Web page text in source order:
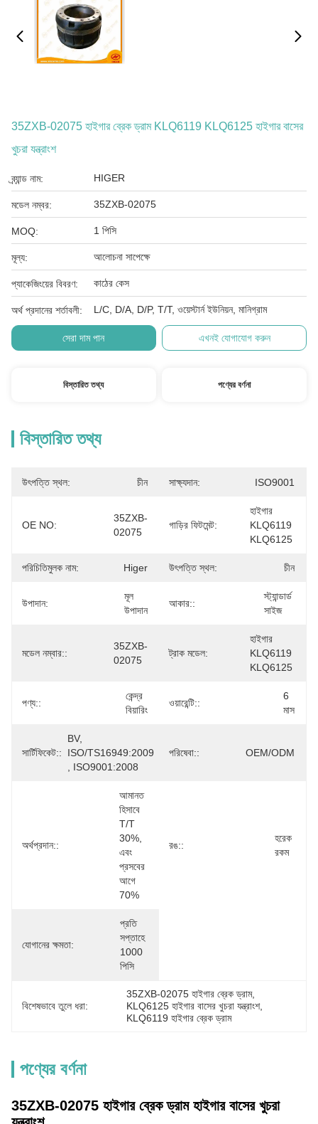
35ZXB-02075 হাইগার ব্রেক ড্রাম KLQ6119 KLQ6125 হাইগার বাসের
খুচরা যন্ত্রাংশ
ব্র্যান্ড নাম: HIGER
মডেল নম্বর: 35ZXB-02075
MOQ: 1 পিসি
মূল্য: আলোচনা সাপেক্ষে
প্যাকেজিংয়ের বিবরণ: কাঠের কেস
অর্থ প্রদানের শর্তাবলী: L/C, D/A, D/P, T/T, ওয়েস্টার্ন ইউনিয়ন, মানিগ্রাম
সেরা দাম পান এখনই যোগাযোগ করুন
বিস্তারিত তথ্য পণ্যের বর্ণনা
বিস্তারিত তথ্য
উৎপত্তি স্থল: চীন সাক্ষ্যদান: ISO9001
OE NO:
35ZXB-
02075
গাড়ির ফিটমেন্ট:
হাইগার
KLQ6119
KLQ6125
পরিচিতিমুলক নাম: Higer উৎপত্তি স্থল: চীন
উপাদান:
মূল
উপাদান
আকার::
স্ট্যান্ডার্ড
সাইজ
মডেল নম্বার::
35ZXB-
02075
ট্রাক মডেল:
হাইগার
KLQ6119
KLQ6125
পণ্য::
কেন্দ্র
বিয়ারিং
ওয়ারেন্টি::
6
মাস
সার্টিফিকেট::
BV,
ISO/TS16949:2009
, ISO9001:2008
পরিষেবা:: OEM/ODM
অর্থপ্রদান::
আমানত
হিসাবে
T/T
30%,
এবং
প্রসবের
আগে
70%
রঙ::
হরেক
রকম
যোগানের ক্ষমতা:
প্রতি
সপ্তাহে
1000
পিসি
বিশেষভাবে তুলে ধরা:
35ZXB-02075 হাইগার ব্রেক ড্রাম,
KLQ6125 হাইগার বাসের খুচরা যন্ত্রাংশ,
KLQ6119 হাইগার ব্রেক ড্রাম
পণ্যের বর্ণনা
35ZXB-02075 হাইগার ব্রেক ড্রাম হাইগার বাসের খুচরা